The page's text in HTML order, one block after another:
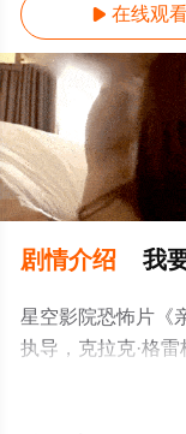
 在线观
剧情介绍 我
星空影院恐怖片《
执导，克拉克·格
·艾米恩,马克·可汗